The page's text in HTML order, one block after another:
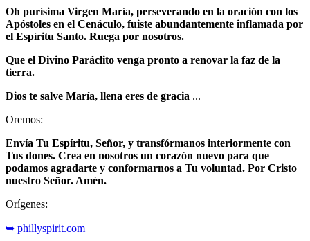
Oh purísima Virgen María, perseverando en la oración con los
Apóstoles en el Cenáculo, fuiste abundantemente inflamada por
el Espíritu Santo. Ruega por nosotros.
Que el Divino Paráclito venga pronto a renovar la faz de la
tierra.
Dios te salve María, llena eres de gracia ...
Oremos:
Envía Tu Espíritu, Señor, y transfórmanos interiormente con
Tus dones. Crea en nosotros un corazón nuevo para que
podamos agradarte y conformarnos a Tu voluntad. Por Cristo
nuestro Señor. Amén.
Orígenes:
➥ phillyspirit.com